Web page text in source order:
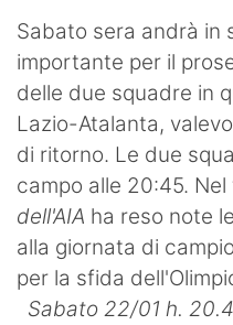
SHOP LAZIO
Contatti
Sabato sera andrà in
importante per il
delle due squadre in
Lazio-Atalanta,
di ritorno. Le due
campo alle 20:45.
dell'AIA ha reso note
alla giornata di
per la sfida
Sabato 22/01 h.